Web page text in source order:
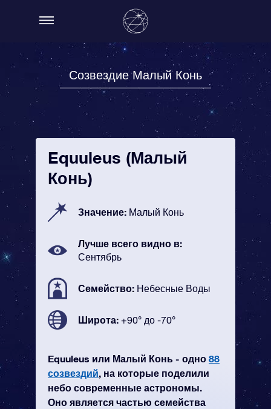
Созвездие Малый Конь
Equuleus (Малый
Конь)
Значение: Малый Конь
Лучше всего видно в:
Сентябрь
Семейство: Небесные Воды
Широта: +90° до -70°
Equuleus или Малый Конь - одно 88
созвездий, на которые поделили
небо современные астрономы.
Оно является частью семейства